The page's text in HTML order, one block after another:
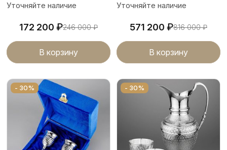
Уточняйте наличие
172 200 ₽246 000₽
В корзину
Уточняйте наличие
571 200 ₽816 000₽
В корзину
- 30% - 30%